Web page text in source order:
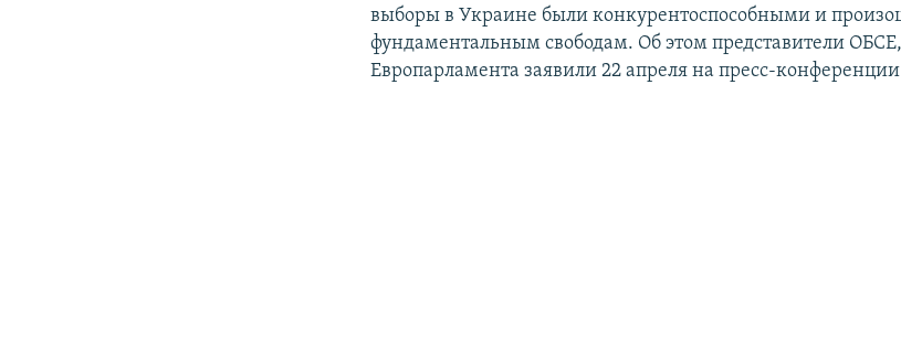
выборы в Украине были конкурентоспособными и
фундаментальным свободам. Об этом представители
Европарламента заявили 22 апреля на пресс-